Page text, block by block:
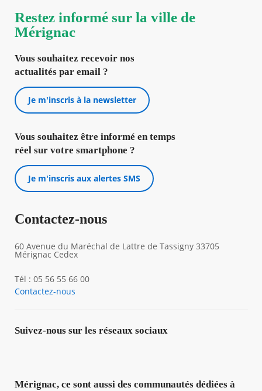
Restez informé sur la ville de
Mérignac
Vous souhaitez recevoir nos
actualités par email ?
Je m'inscris à la newsletter
Vous souhaitez être informé en temps
réel sur votre smartphone ?
Je m'inscris aux alertes SMS
Contactez-nous
60 Avenue du Maréchal de Lattre de Tassigny 33705
Mérignac Cedex
Tél : 05 56 55 66 00
Contactez-nous
Suivez-nous sur les réseaux sociaux
Mérignac, ce sont aussi des communautés dédiées à